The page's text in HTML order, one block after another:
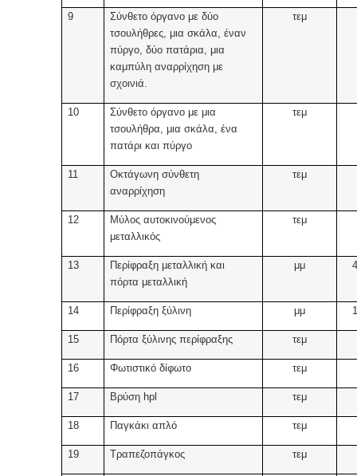
9
Σύνθετο όργανο με δύο
τσουλήθρες, μια σκάλα, έναν
πύργο, δύο πατάρια, μια
καμπύλη αναρρίχηση με
σχοινιά.
τεμ
10
Σύνθετο όργανο με μια
τσουλήθρα, μια σκάλα, ένα
πατάρι και πύργο
τεμ
11
Οκτάγωνη σύνθετη
αναρρίχηση
τεμ
12
Μύλος αυτοκινούμενος
μεταλλικός
τεμ
13
Περίφραξη μεταλλική και
πόρτα μεταλλική
μμ
14 Περίφραξη ξύλινη μμ
15 Πόρτα ξύλινης περίφραξης τεμ
16 Φωτιστικό δίφωτο τεμ
17 Bρύση hpl τεμ
18 Παγκάκι απλό τεμ
19 Τραπεζοπάγκος τεμ